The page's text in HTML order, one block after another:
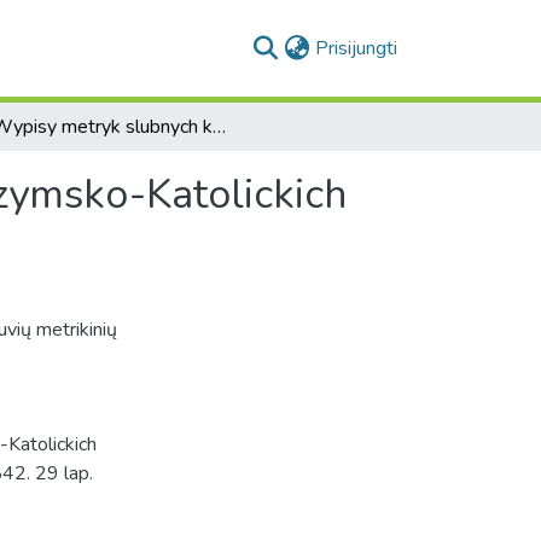
Prisijungti
Wypisy metryk slubnych kosciolow parafialnych Rzymsko-Katolickich dekanatu Pružanskiego od roku 1841 do 1842.
Katolickich
metrikinių
29 lap.